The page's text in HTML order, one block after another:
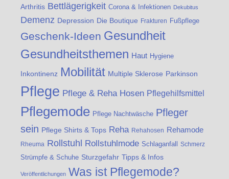
Arthritis Bettlägerigkeit Corona & Infektionen Dekubitus
Demenz Depression Die Boutique Frakturen Fußpflege
Geschenk-Ideen Gesundheit
Gesundheitsthemen Haut Hygiene
Inkontinenz Mobilität Multiple Sklerose Parkinson
Pflege Pflege & Reha Hosen Pflegehilfsmittel
Pflegemode Pflege Nachtwäsche Pfleger
sein Pflege Shirts & Tops Reha Rehahosen Rehamode
Rheuma Rollstuhl Rollstuhlmode Schlaganfall Schmerz
Strümpfe & Schuhe Sturzgefahr Tipps & Infos
Veröffentlichungen Was ist Pflegemode?